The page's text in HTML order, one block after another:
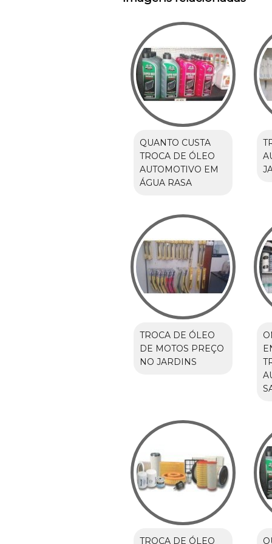
QUANTO CUSTA
TROCA DE ÓLEO
AUTOMOTIVO EM
ÁGUA RASA
TROCA DE ÓLEO
DE MOTOS PREÇO
NO JARDINS
TROCA DE ÓLEO